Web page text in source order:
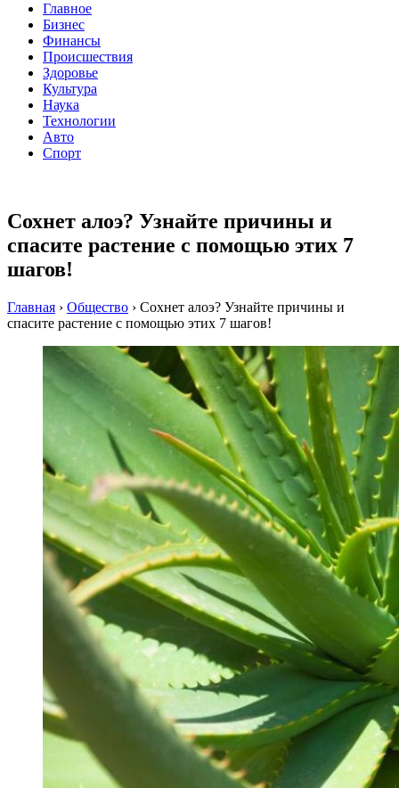
Главное
Бизнес
Финансы
Происшествия
Здоровье
Культура
Наука
Технологии
Авто
Спорт
Сохнет алоэ? Узнайте причины и
спасите растение с помощью этих 7
шагов!
Главная › Общество › Сохнет алоэ? Узнайте причины и
спасите растение с помощью этих 7 шагов!